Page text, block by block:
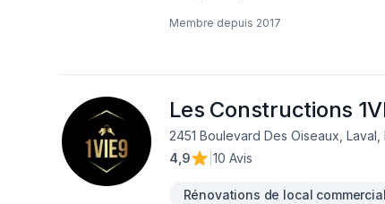
Membre depuis 2017
Les Constructions
2451 Boulevard Des Oiseaux, Laval,
4,9
10 Avis
Rénovations de local commercial